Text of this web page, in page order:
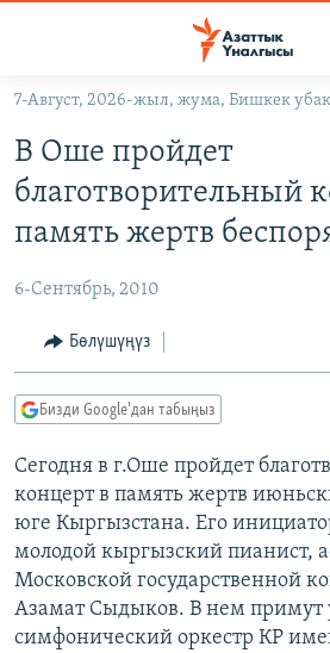
Навигацияга
өтүңүз
Издөөгө
салыңыз
КЫРГЫЗСТАН
ЭКОНОМИКА
МАДАНИЯТ
БОРБОР АЗИЯ
АТАЙЫН ИЛИКТӨӨ
ТВ ПРОГРАММАЛАР
ЭКСПЕРТТЕР ТАЛДАЙТ
БИЗ ЖАНА ДҮЙНӨ
ДАНИСТЕ
ЭЖЕ-СИҢДИЛЕР
АЗАТТЫК+
ЫҢГАЙСЫЗ СУРООЛОР
ӨЗГӨЧӨ ПИКИР
Русский
ОНЛАЙН ШЕРИНЕ
7-Август, 2026-жыл, жума, Бишкек
В Оше пройдет
благотворительный
память жертв
6-Сентябрь, 2010
Бөлүшүңүз
Бизди Google'дан табыңыз
Сегодня в г.Оше пройдет
концерт в память жертв
юге Кыргызстана. Его
молодой кыргызский пианист,
Московской государственной
Азамат Сыдыков. В нем примут
симфонический оркестр КР